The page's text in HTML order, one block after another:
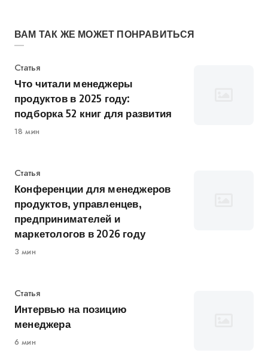
ВАМ ТАК ЖЕ МОЖЕТ ПОНРАВИТЬСЯ
Категория
Статья
Что читали менеджеры
продуктов в 2025 году:
подборка 52 книг для развития
18 мин
Категория
Статья
Конференции для менеджеров
продуктов, управленцев,
предпринимателей и
маркетологов в 2026 году
3 мин
Категория
Статья
Интервью на позицию
менеджера
6 мин